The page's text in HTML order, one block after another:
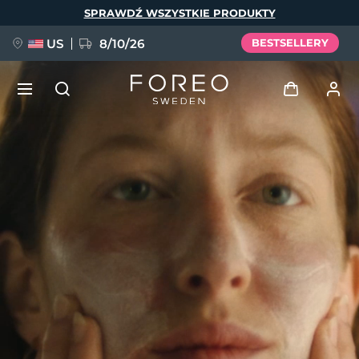
SPRAWDŹ WSZYSTKIE PRODUKTY
US 8/10/26 BESTSELLERY
Zaloguj
Profil użytkownika
Moje urządzenia
Moje zamówienia
Moje adresy
Moje subskrypcje
BREAKING NEWS
issa™ Teeth Whitening Set
Español
Français
Русский
Türkçe
繁體中文